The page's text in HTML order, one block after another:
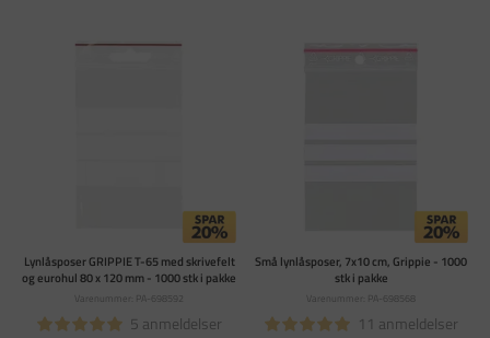
Lynlåsposer GRIPPIE T-65 med skrivefelt
og eurohul 80 x 120 mm - 1000 stk i pakke
Varenummer: PA-698592
5 anmeldelser
Små lynlåsposer, 7x10 cm, Grippie - 1000
stk i pakke
Varenummer: PA-698568
11 anmeldelser